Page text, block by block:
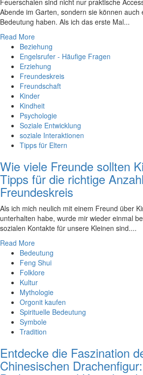
Abende im Garten, sondern sie können auch
Bedeutung haben. Als ich das erste Mal...
Read More
Beziehung
Engelsrufer - Häufige Fragen
Erziehung
Freundeskreis
Freundschaft
Kinder
Kindheit
Psychologie
Soziale Entwicklung
soziale Interaktionen
Tipps für Eltern
Wie viele Freunde sollten
Tipps für die richtige
Freundeskreis
Als‍ ich mich neulich⁣ mit einem Freund⁣ über
unterhalten ​habe,⁤ wurde ⁤mir wieder ‍einmal
sozialen Kontakte für​ unsere Kleinen sind.‍...
Read More
Bedeutung
Feng Shui
Folklore
Kultur
Mythologie
Orgonit kaufen
Spirituelle Bedeutung
Symbole
Tradition
Entdecke die Faszination
Chinesischen